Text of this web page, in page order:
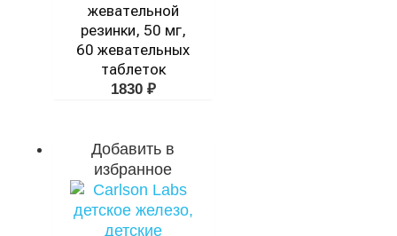
жевательной
резинки, 50 мг,
60 жевательных
таблеток
1830 ₽
Добавить в
избранное